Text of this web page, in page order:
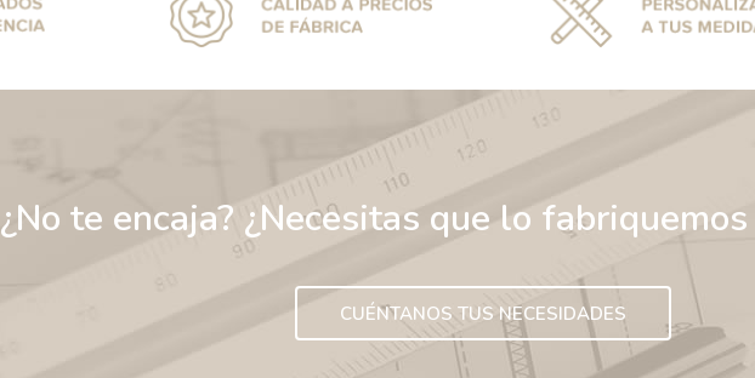
¿No te encaja? ¿Necesitas que lo
CUÉNTANOS TUS NECESIDADES